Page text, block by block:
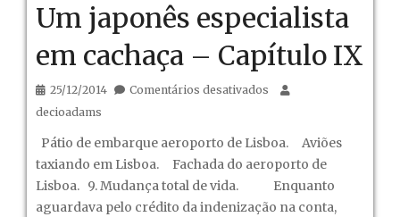
Um japonês especialista
em cachaça – Capítulo IX
25/12/2014 Comentários desativados em
em
cachaça
decioadams
Pátio de embarque aeroporto de Lisboa. Aviões
taxiando em Lisboa. Fachada do aeroporto de
Lisboa. 9. Mudança total de vida. Enquanto
aguardava pelo crédito da indenização na conta,